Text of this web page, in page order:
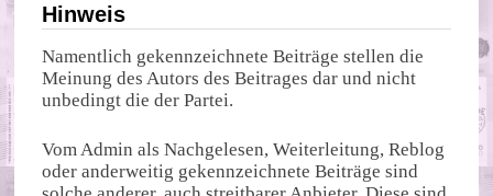
Hinweis
Namentlich gekennzeichnete Beiträge stellen die
Meinung des Autors des Beitrages dar und nicht
unbedingt die der Partei.
Vom Admin als Nachgelesen, Weiterleitung, Reblog
oder anderweitig gekennzeichnete Beiträge sind